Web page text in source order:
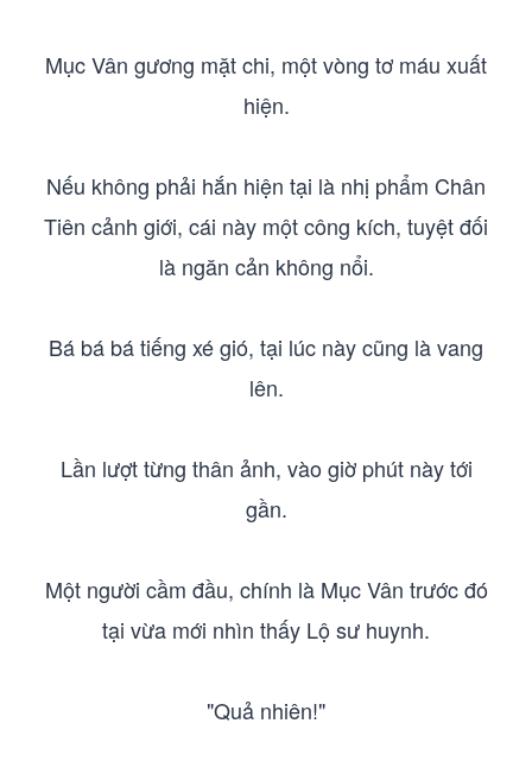
Mục Vân gương mặt chi, một vòng tơ máu xuất
hiện.
Nếu không phải hắn hiện tại là nhị phẩm Chân
Tiên cảnh giới, cái này một công kích, tuyệt đối
là ngăn cản không nổi.
Bá bá bá tiếng xé gió, tại lúc này cũng là vang
lên.
Lần lượt từng thân ảnh, vào giờ phút này tới
gần.
Một người cầm đầu, chính là Mục Vân trước đó
tại vừa mới nhìn thấy Lộ sư huynh.
"Quả nhiên!"